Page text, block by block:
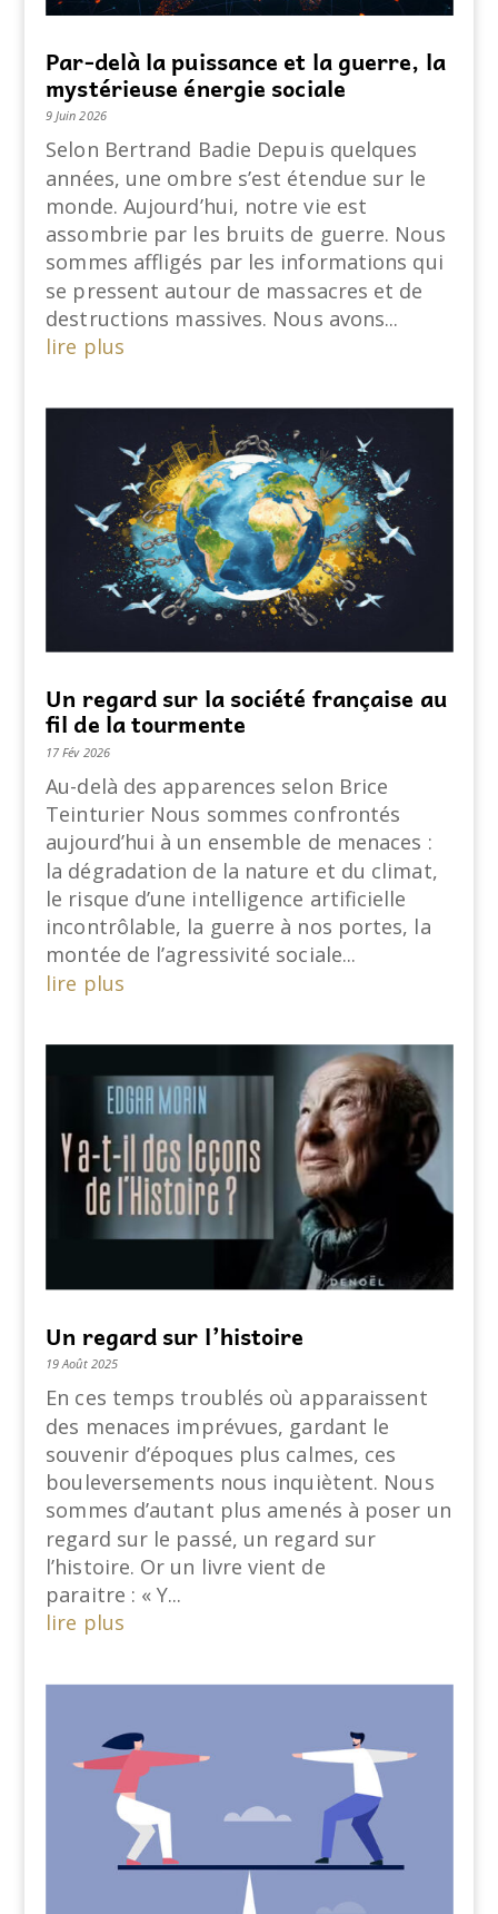
Par-delà la puissance et la guerre, la
mystérieuse énergie sociale
9 Juin 2026
Selon Bertrand Badie Depuis quelques
années, une ombre s’est étendue sur le
monde. Aujourd’hui, notre vie est
assombrie par les bruits de guerre. Nous
sommes affligés par les informations qui
se pressent autour de massacres et de
destructions massives. Nous avons...
lire plus
Un regard sur la société française au
fil de la tourmente
17 Fév 2026
Au-delà des apparences selon Brice
Teinturier Nous sommes confrontés
aujourd’hui à un ensemble de menaces :
la dégradation de la nature et du climat,
le risque d’une intelligence artificielle
incontrôlable, la guerre à nos portes, la
montée de l’agressivité sociale...
lire plus
Un regard sur l’histoire
19 Août 2025
En ces temps troublés où apparaissent
des menaces imprévues, gardant le
souvenir d’époques plus calmes, ces
bouleversements nous inquiètent. Nous
sommes d’autant plus amenés à poser un
regard sur le passé, un regard sur
l’histoire. Or un livre vient de
paraitre : « Y...
lire plus